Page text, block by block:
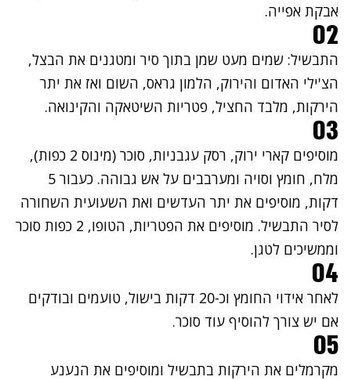
אבקת אפייה.
02
התבשיל: שמים מעט שמן בתוך סיר ומטגנים את הבצל,
הצ'ילי האדום והירוק, הלמון גראס, השום ואז את יתר
הירקות, מלבד החציל, פטריות השיטאקה והקינואה.
03
מוסיפים קארי ירוק, רסק עגבניות, סוכר (מינוס 2 כפות),
מלח, חומץ וסויה ומערבבים על אש גבוהה. כעבור 5
דקות, מוסיפים את יתר העדשים ואת השעועית השחורה
לסיר התבשיל. מוסיפים את הפטריות, הטופו, 2 כפות סוכר
וממשיכים לטגן.
04
לאחר אידוי החומץ וכ-20 דקות בישול, טועמים ובודקים
אם יש צורך להוסיף עוד סוכר.
05
מקרמלים את הירקות בתבשיל ומוסיפים את הנענע